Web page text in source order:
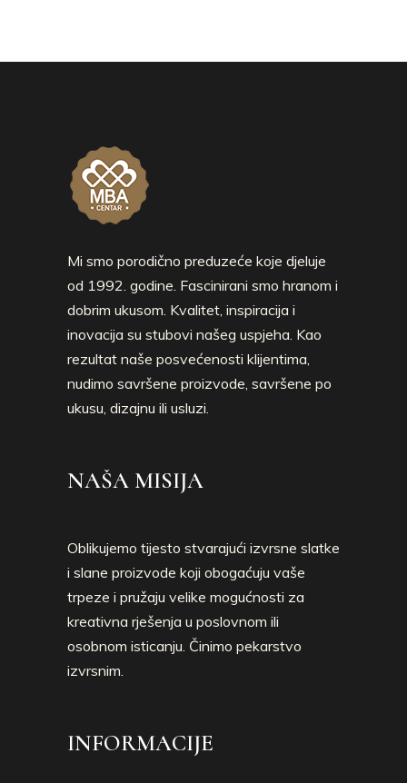
Mi smo porodično preduzeće koje djeluje
od 1992. godine. Fascinirani smo hranom i
dobrim ukusom. Kvalitet, inspiracija i
inovacija su stubovi našeg uspjeha. Kao
rezultat naše posvećenosti klijentima,
nudimo savršene proizvode, savršene po
ukusu, dizajnu ili usluzi.
NAŠA MISIJA
Oblikujemo tijesto stvarajući izvrsne slatke
i slane proizvode koji obogaćuju vaše
trpeze i pružaju velike mogućnosti za
kreativna rješenja u poslovnom ili
osobnom isticanju. Činimo pekarstvo
izvrsnim.
INFORMACIJE